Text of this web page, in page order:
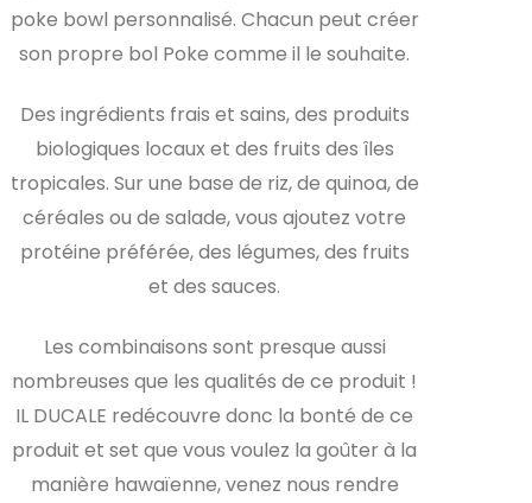
poke bowl personnalisé. Chacun peut créer
son propre bol Poke comme il le souhaite.
Des ingrédients frais et sains, des produits
biologiques locaux et des fruits des îles
tropicales. Sur une base de riz, de quinoa, de
céréales ou de salade, vous ajoutez votre
protéine préférée, des légumes, des fruits
et des sauces.
Les combinaisons sont presque aussi
nombreuses que les qualités de ce produit !
IL DUCALE redécouvre donc la bonté de ce
produit et set que vous voulez la goûter à la
manière hawaïenne, venez nous rendre